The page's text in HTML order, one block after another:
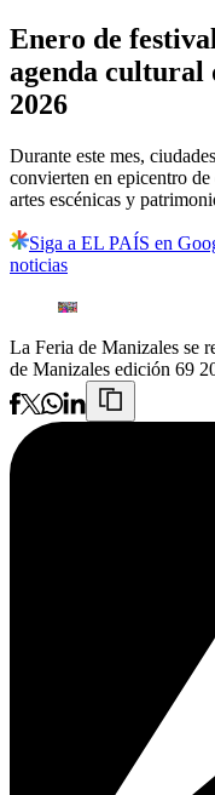
Enero de
agenda cultural
2026
Durante este mes,
convierten en epicentro
artes escénicas y
Siga a EL PAÍS en
noticias
La Feria de Manizales se
de Manizales edición 69